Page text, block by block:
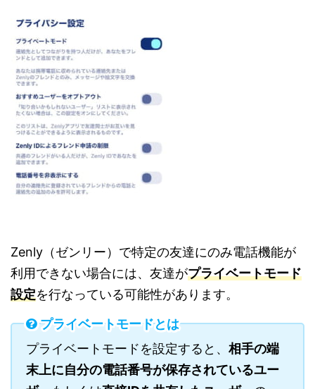
Zenly（ゼンリー）で特定の友達にのみ電話機能が
利用できない場合には、友達がプライベートモード
設定を行なっている可能性があります。
プライベートモードとは
プライベートモードを設定すると、 相手の端
末上に自分の電話番号が保存されているユー